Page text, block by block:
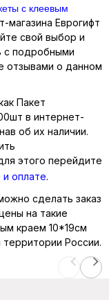
с клеевым
магазина Еврогифт
свой выбор и
с подробными
отзывами о данном
Пакет
в интернет-
об их наличии.
этого перейдите
и оплате.
сделать заказ
на такие
краем 10*19см
России.